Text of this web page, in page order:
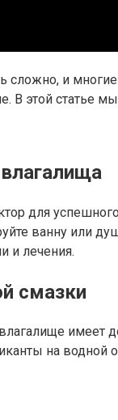
и
В этой статье
для
ванну или
и лечения.
смазки
имеет
на